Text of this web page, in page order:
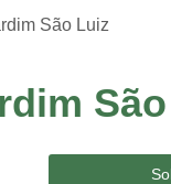
Clínica Veterinária
Veterinária
São Luiz